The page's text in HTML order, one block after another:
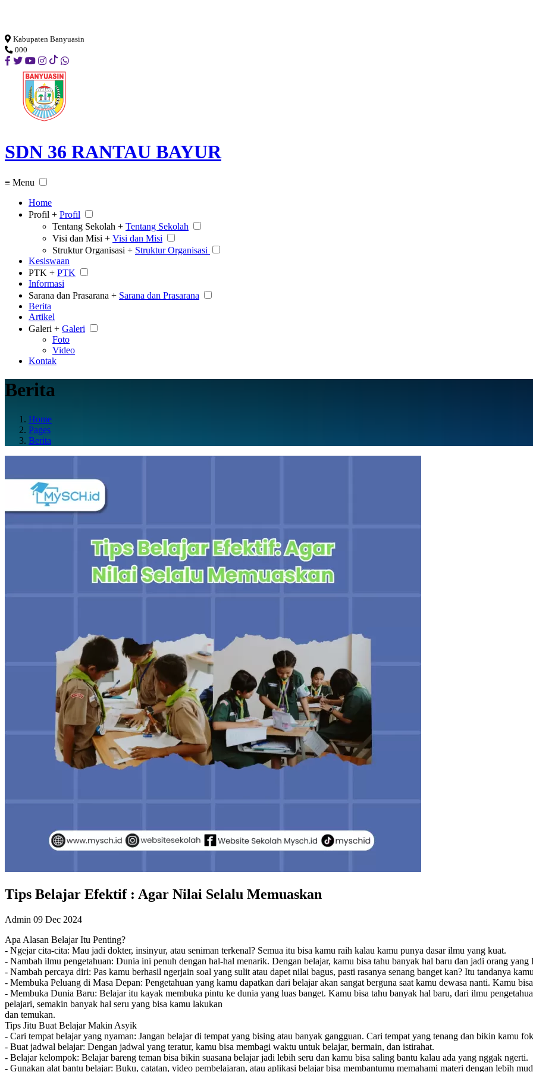
Kabupaten Banyuasin
000
SDN 36 RANTAU BAYUR
≡ Menu
Home
Profil + Profil
Tentang Sekolah + Tentang Sekolah
Visi dan Misi + Visi dan Misi
Struktur Organisasi + Struktur Organisasi
Kesiswaan
PTK + PTK
Informasi
Sarana dan Prasarana + Sarana dan Prasarana
Berita
Artikel
Galeri + Galeri
Foto
Video
Kontak
Berita
Home
Pages
Berita
Tips Belajar Efektif : Agar Nilai Selalu Memuaskan
Admin 09 Dec 2024
Apa Alasan Belajar Itu Penting?
- Ngejar cita-cita: Mau jadi dokter, insinyur, atau seniman terkenal? Semua itu bisa kamu raih kalau kamu punya dasar ilmu yang kuat.
- Nambah ilmu pengetahuan: Dunia ini penuh dengan hal-hal menarik. Dengan belajar, kamu bisa tahu banyak hal baru dan jadi orang yang
- Nambah percaya diri: Pas kamu berhasil ngerjain soal yang sulit atau dapet nilai bagus, pasti rasanya senang banget kan? Itu tandanya
- Membuka Peluang di Masa Depan: Pengetahuan yang kamu dapatkan dari belajar akan sangat berguna saat kamu dewasa nanti. Kamu
- Membuka Dunia Baru: Belajar itu kayak membuka pintu ke dunia yang luas banget. Kamu bisa tahu banyak hal baru, dari ilmu
pelajari, semakin banyak hal seru yang bisa kamu lakukan
dan temukan.
Tips Jitu Buat Belajar Makin Asyik
- Cari tempat belajar yang nyaman: Jangan belajar di tempat yang bising atau banyak gangguan. Cari tempat yang tenang dan bikin kamu
- Buat jadwal belajar: Dengan jadwal yang teratur, kamu bisa membagi waktu untuk belajar, bermain, dan istirahat.
- Belajar kelompok: Belajar bareng teman bisa bikin suasana belajar jadi lebih seru dan kamu bisa saling bantu kalau ada yang nggak ngerti.
- Gunakan alat bantu belajar: Buku, catatan, video pembelajaran, atau aplikasi belajar bisa membantumu memahami materi dengan lebih